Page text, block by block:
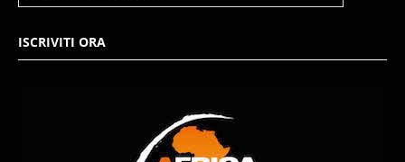
ISCRIVITI ORA